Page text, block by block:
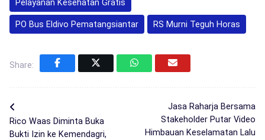
Pelayanan Kesehatan Gratis
PO Bus Eldivo Pematangsiantar RS Murni Teguh Horas
Share:
Rico Waas Diminta Buka
Bukti Izin ke Kemendagri,
Jasa Raharja Bersama
Stakeholder Putar Video
Himbauan Keselamatan Lalu